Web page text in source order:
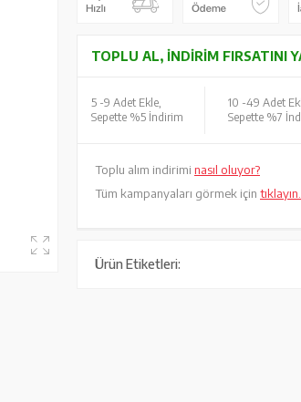
TOPLU AL, İNDIRIM FIRSATINI
5 -9 Adet Ekle,
Sepette %5 İndirim
10 -49 Adet
Sepette %7
Toplu alım indirimi nasıl oluyor?
Tüm kampanyaları görmek için tıklayın.
Ürün Etiketleri: